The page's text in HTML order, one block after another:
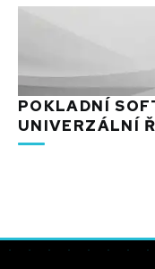
POKLADNÍ
UNIVERZÁLNÍ